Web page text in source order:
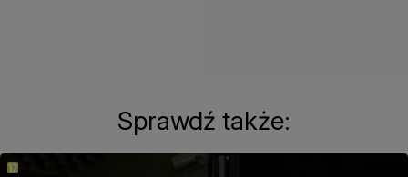
Sprawdź także: